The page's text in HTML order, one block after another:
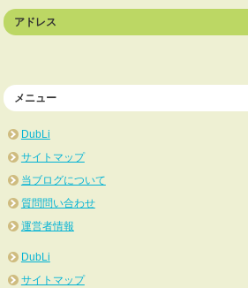
アドレス
メニュー
DubLi
サイトマップ
当ブログについて
質問問い合わせ
運営者情報
DubLi
サイトマップ